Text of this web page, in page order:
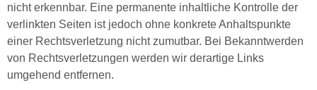
nicht erkennbar. Eine permanente inhaltliche Kontrolle der
verlinkten Seiten ist jedoch ohne konkrete Anhaltspunkte
einer Rechtsverletzung nicht zumutbar. Bei Bekanntwerden
von Rechtsverletzungen werden wir derartige Links
umgehend entfernen.